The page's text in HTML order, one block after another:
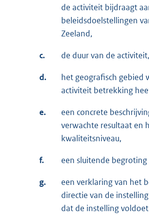
de activiteit bijdraagt
beleidsdoelstellingen
Zeeland,
c. de duur van de activiteit,
d.
het geografisch gebied
activiteit betrekking
e.
een concrete
verwachte resultaat en
kwaliteitsniveau,
f. een sluitende
g.
een verklaring van het
directie van de
dat de instelling